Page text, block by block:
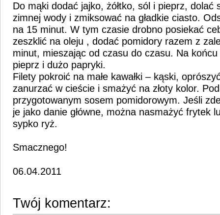
Do mąki dodać jajko, żółtko, sól i pieprz, dolać
zimnej wody i zmiksować na gładkie ciasto.
na 15 minut. W tym czasie drobno posiekać
zeszklić na oleju , dodać pomidory razem z
minut, mieszając od czasu do czasu. Na
pieprz i dużo papryki.
Filety pokroić na małe kawałki – kąski,
zanurzać w cieście i smażyć na złoty kolor.
przygotowanym sosem pomidorowym. Jeśli
je jako danie główne, można nasmażyć frytek
sypko ryż.
Smacznego!
06.04.2011
Twój komentarz: